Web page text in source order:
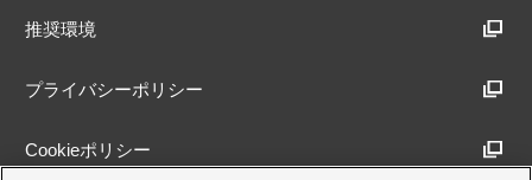
推奨環境
プライバシーポリシー
Cookieポリシー